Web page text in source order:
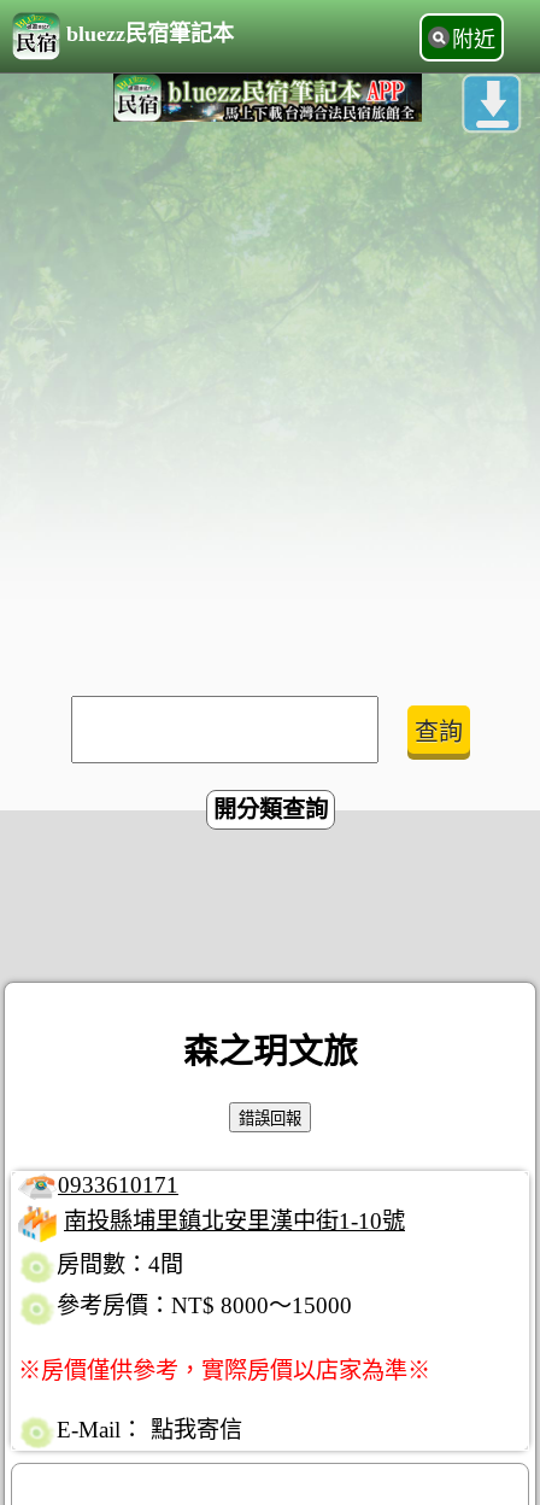
bluezz民宿筆記本 附近
開分類查詢
森之玥文旅
0933610171
南投縣埔里鎮北安里漢中街1-10號
房間數：4間
參考房價：NT$ 8000～15000
※房價僅供參考，實際房價以店家為準※
E-Mail： 點我寄信